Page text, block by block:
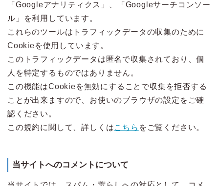
「Googleアナリティクス」、「Googleサーチコンソー
ル」を利用しています。
これらのツールはトラフィックデータの収集のために
Cookieを使用しています。
このトラフィックデータは匿名で収集されており、個
人を特定するものではありません。
この機能はCookieを無効にすることで収集を拒否する
ことが出来ますので、お使いのブラウザの設定をご確
認ください。
この規約に関して、詳しくはこちら をご覧ください。
当サイトへのコメントについて